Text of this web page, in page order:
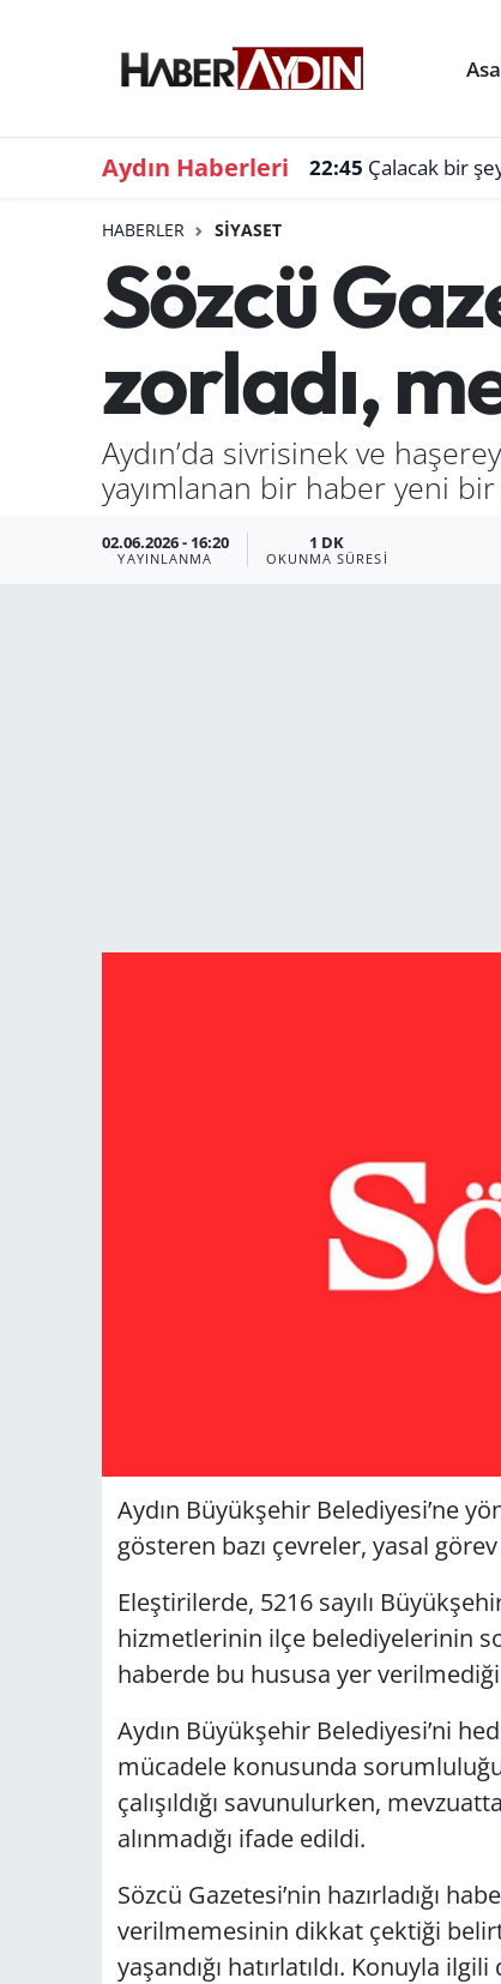
Aydın Haberleri 22:45 Çalacak bir
HABERLER SIYASET
Sözcü
zorladı,
Aydın’da sivrisinek ve
yayımlanan bir haber yeni
02.06.2026 - 16:20
YAYINLANMA
1 DK
OKUNMA SÜRESI
Aydın Büyükşehir Belediyesi’ne
gösteren bazı çevreler, yasal
Eleştirilerde, 5216 sayılı
hizmetlerinin ilçe belediyelerinin
haberde bu hususa yer
Aydın Büyükşehir Belediyesi’ni
mücadele konusunda
çalışıldığı savunulurken,
alınmadığı ifade edildi.
Sözcü Gazetesi’nin hazırladığı
verilmemesinin dikkat çektiği
yaşandığı hatırlatıldı. Konuyla